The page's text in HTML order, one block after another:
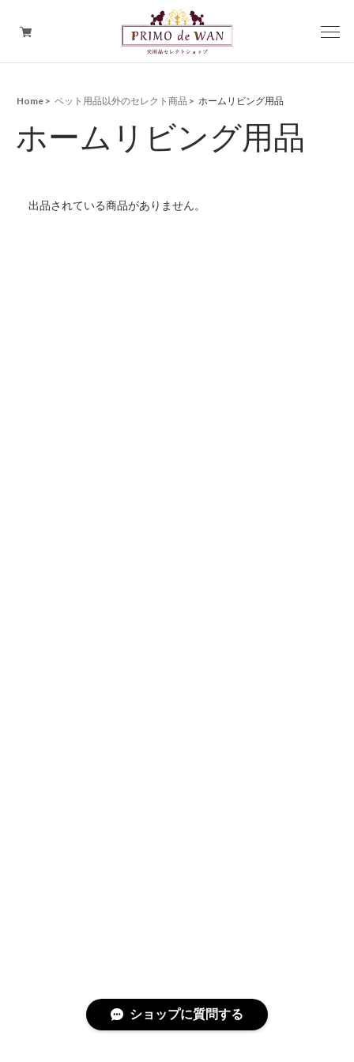
アイテムから探す
PRIMO de WAN プレミアム
Home ペット用品以外のセレクト商品 ホームリビング用品
ホームリビング用品
出品されている商品がありません。
ショップに質問する